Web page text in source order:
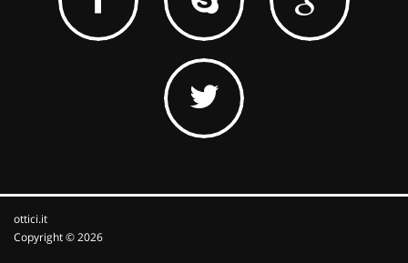
ottici.it
Copyright © 2026